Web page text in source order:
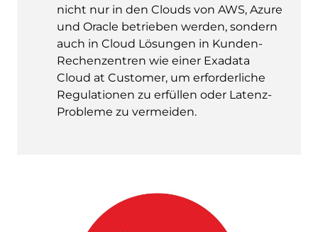
nicht nur in den Clouds von AWS, Azure
und Oracle betrieben werden, sondern
auch in Cloud Lösungen in Kunden-
Rechenzentren wie einer Exadata
Cloud at Customer, um erforderliche
Regulationen zu erfüllen oder Latenz-
Probleme zu vermeiden.